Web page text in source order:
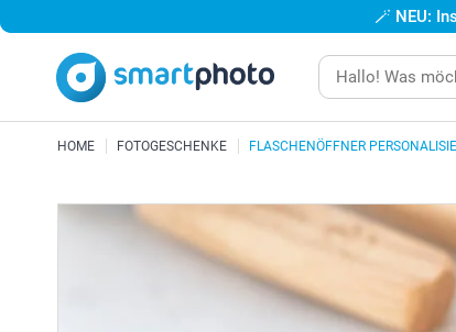
🪄 NEU:
HOME FOTOGESCHENKE FLASCHENÖFFNER